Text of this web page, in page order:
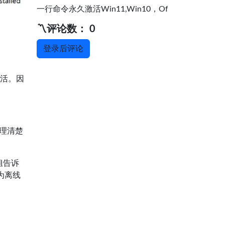
。因
清楚
告诉
离线
一行命令永久激活Win11,Win10，Office, 无需找激
〽️评论数： 0
登录后评论